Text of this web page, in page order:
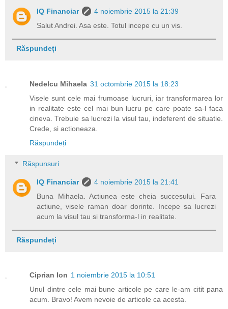
IQ Financiar
4 noiembrie 2015 la 21:39
Salut Andrei. Asa este. Totul incepe cu un vis.
Răspundeți
Nedelcu Mihaela 31 octombrie 2015 la 18:23
Visele sunt cele mai frumoase lucruri, iar transformarea lor
in realitate este cel mai bun lucru pe care poate sa-l faca
cineva. Trebuie sa lucrezi la visul tau, indeferent de situatie.
Crede, si actioneaza.
Răspundeți
Răspunsuri
IQ Financiar
4 noiembrie 2015 la 21:41
Buna Mihaela. Actiunea este cheia succesului. Fara
actiune, visele raman doar dorinte. Incepe sa lucrezi
acum la visul tau si transforma-l in realitate.
Răspundeți
Ciprian Ion 1 noiembrie 2015 la 10:51
Unul dintre cele mai bune articole pe care le-am citit pana
acum. Bravo! Avem nevoie de articole ca acesta.